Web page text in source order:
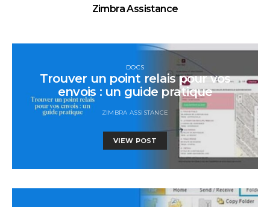
Zimbra Assistance
DOCS
Trouver un point relais pour vos
envois : un guide pratique
ZIMBRA ASSISTANCE
VIEW POST